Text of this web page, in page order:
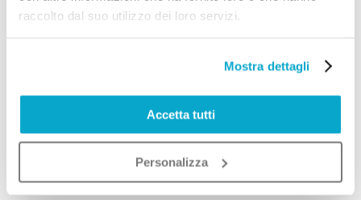
raccolto dal suo utilizzo dei loro servizi.
Mostra dettagli
Accetta tutti
Personalizza
Caroline Kumar